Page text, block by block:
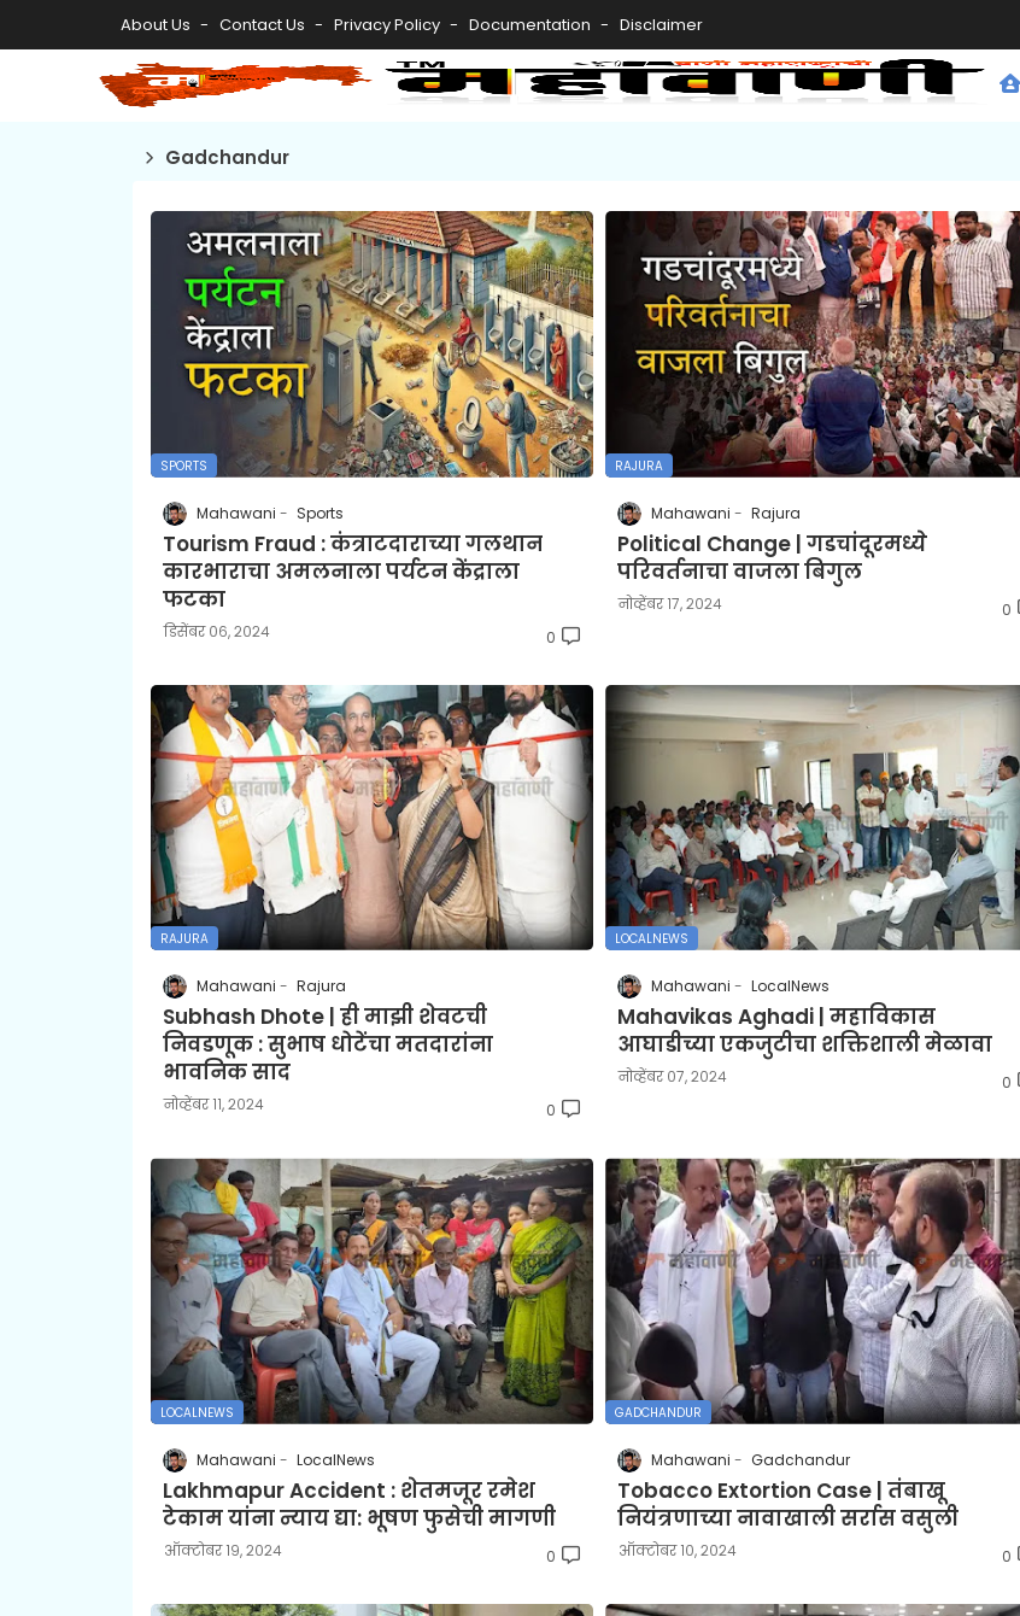
About Us Contact Us Privacy Policy Documentation Disclaimer
Gadchandur
SPORTS
Mahawani Sports
Tourism Fraud : कंत्राटदाराच्या गलथान
कारभाराचा अमलनाला पर्यटन केंद्राला
फटका
डिसेंबर ०६, २०२४ 0
RAJURA
Mahawani Rajura
Political Change | गडचांदूरमध्ये
परिवर्तनाचा वाजला बिगुल
नोव्हेंबर १७, २०२४ 0
RAJURA
Mahawani Rajura
Subhash Dhote | ही माझी शेवटची
निवडणूक : सुभाष धोटेंचा मतदारांना
भावनिक साद
नोव्हेंबर ११, २०२४ 0
LOCALNEWS
Mahawani LocalNews
Mahavikas Aghadi | महाविकास
आघाडीच्या एकजुटीचा शक्तिशाली मेळावा
नोव्हेंबर ०७, २०२४ 0
LOCALNEWS
Mahawani LocalNews
Lakhmapur Accident : शेतमजूर रमेश
टेकाम यांना न्याय द्या: भूषण फुसेची मागणी
ऑक्टोबर १९, २०२४ 0
GADCHANDUR
Mahawani Gadchandur
Tobacco Extortion Case | तंबाखू
नियंत्रणाच्या नावाखाली सर्रास वसुली
ऑक्टोबर १०, २०२४ 0